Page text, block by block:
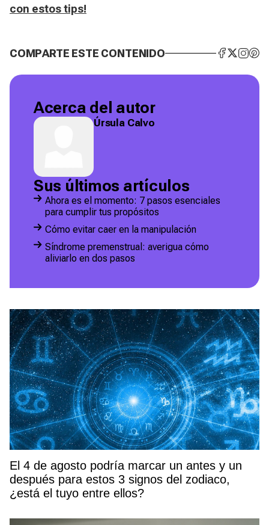
con estos tips!
COMPARTE ESTE CONTENIDO
Acerca del autor
Úrsula Calvo
Sus últimos artículos
Ahora es el momento: 7 pasos esenciales
para cumplir tus propósitos
Cómo evitar caer en la manipulación
Síndrome premenstrual: averigua cómo
aliviarlo en dos pasos
El 4 de agosto podría marcar un antes y un
después para estos 3 signos del zodiaco,
¿está el tuyo entre ellos?